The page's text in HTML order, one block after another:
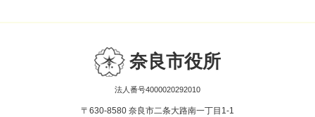
奈良市役所
法人番号4000020292010
〒630-8580 奈良市二条大路南一丁目1-1